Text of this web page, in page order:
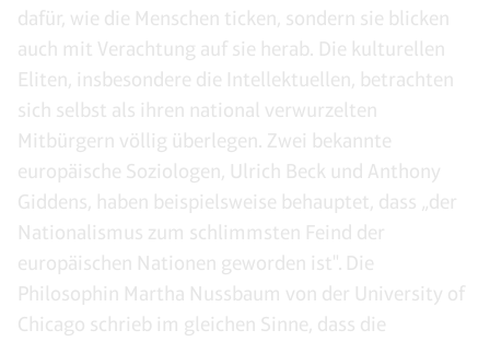
dafür, wie die Menschen ticken, sondern sie blicken
auch mit Verachtung auf sie herab. Die kulturellen
Eliten, insbesondere die Intellektuellen, betrachten
sich selbst als ihren national verwurzelten
Mitbürgern völlig überlegen. Zwei bekannte
europäische Soziologen, Ulrich Beck und Anthony
Giddens, haben beispielsweise behauptet, dass „der
Nationalismus zum schlimmsten Feind der
europäischen Nationen geworden ist". Die
Philosophin Martha Nussbaum von der University of
Chicago schrieb im gleichen Sinne, dass die